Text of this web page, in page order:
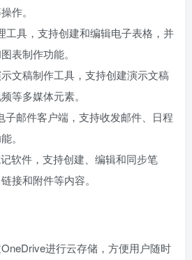
作。
工具，支持创建和编辑电子表格，并
表制作功能。
文稿制作工具，支持创建演示文稿
等多媒体元素。
子邮件客户端，支持收发邮件、日程
。
软件，支持创建、编辑和同步笔
接和附件等内容。
进行云存储，方便用户随时